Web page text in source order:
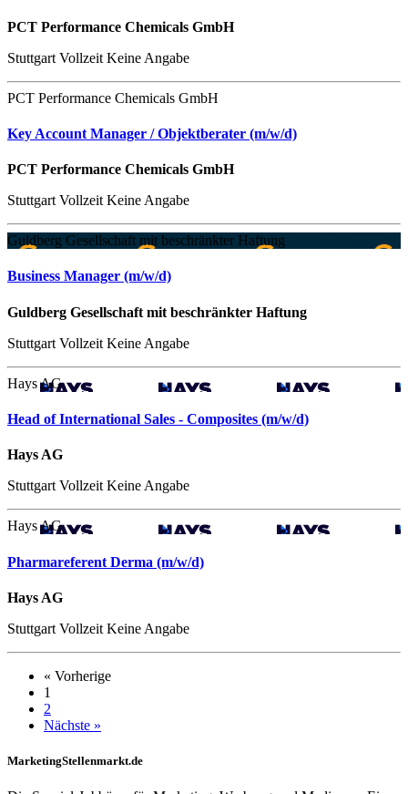
PCT Performance Chemicals GmbH
Stuttgart Vollzeit Keine Angabe
PCT Performance Chemicals GmbH
Key Account Manager / Objektberater (m/w/d)
PCT Performance Chemicals GmbH
Stuttgart Vollzeit Keine Angabe
Guldberg Gesellschaft mit beschränkter Haftung
Business Manager (m/w/d)
Guldberg Gesellschaft mit beschränkter Haftung
Stuttgart Vollzeit Keine Angabe
Hays AG
Head of International Sales - Composites (m/w/d)
Hays AG
Stuttgart Vollzeit Keine Angabe
Hays AG
Pharmareferent Derma (m/w/d)
Hays AG
Stuttgart Vollzeit Keine Angabe
« Vorherige
1
2
Nächste »
MarketingStellenmarkt.de